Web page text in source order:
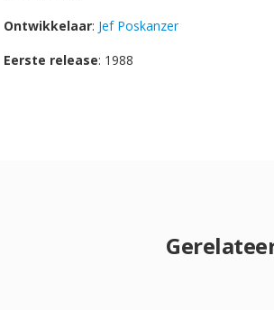
Ontwikkelaar: Jef Poskanzer
Eerste release: 1988